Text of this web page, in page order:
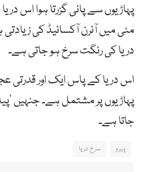
پہاڑیوں سے پانی گزرتا ہوا اس
مٹی میں آئرن آکسائیڈ کی
دریا کی رنگت سرخ ہو جاتی ہے۔
اس دریا کے پاس ایک اور قدرتی
پہاڑیوں پر مشتمل ہے۔ جنہیں
جاتا ہے۔
پیرو سرخ دریا